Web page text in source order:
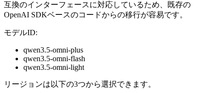
互換のインターフェースに対応しているため、既存の
OpenAI SDKベースのコードからの移行が容易です。
モデルID:
qwen3.5-omni-plus
qwen3.5-omni-flash
qwen3.5-omni-light
リージョンは以下の3つから選択できます。